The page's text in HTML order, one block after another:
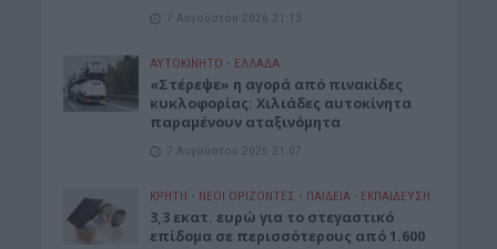
7 Αυγούστου 2026 21:13
ΑΥΤΟΚΙΝΗΤΟ • ΕΛΛΑΔΑ
«Στέρεψε» η αγορά από πινακίδες
κυκλοφορίας: Χιλιάδες αυτοκίνητα
παραμένουν αταξινόμητα
7 Αυγούστου 2026 21:07
ΚΡΗΤΗ • ΝΕΟΙ ΟΡΙΖΟΝΤΕΣ • ΠΑΙΔΕΙΑ - ΕΚΠΑΙΔΕΥΣΗ
3,3 εκατ. ευρώ για το στεγαστικό
επίδομα σε περισσότερους από 1.600